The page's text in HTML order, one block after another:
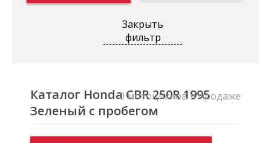
Закрыть
фильтр
Каталог Honda CBR 250R 1995
Зеленый с пробегом
0 мотоциклов в продаже